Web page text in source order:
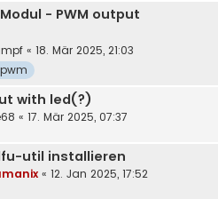
- PWM output
« 18. Mär 2025, 21:03
with led(?)
« 17. Mär 2025, 07:37
util installieren
« 12. Jan 2025, 17:52